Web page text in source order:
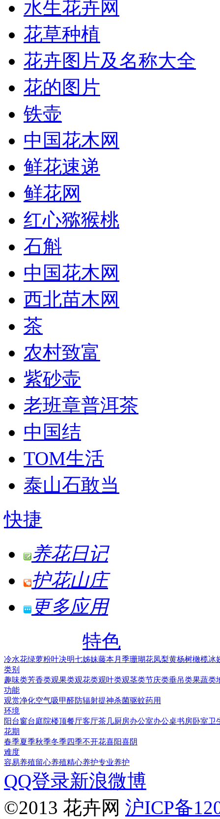
水生花卉网
花草种植
花卉图片及名称大全
花的图片
铁壶
中国花木网
鲜花速递
鲜花网
红心猕猴桃
石斛
中国花木网
西北苗木网
茶
农村致富
紫砂壶
老班章普洱茶
中国结
TOM生活
泰山石敢当
快捷
养花日记
护花山庄
更多应用
特色
冷水花绿萝粉叶决明七姊妹藤本月季珊瑚花凤梨黄杨树橄榄冰
类别
趣味类芳香类观果类观花类观叶类观茎类节庆类垂吊类果蔬类
功能
观赏净化空气吸甲醛防辐射提神杀菌驱蚊药用
环境
阳台窗台庭院楼顶餐厅客厅茶几厨房办公室办公桌书房卧室卫
花期
春季夏季秋季冬季四季不开花喜阳喜阴
难度
容易养殖留心养殖精心养护专业养护
QQ登录新浪微博
©2013 花卉网 沪ICP备